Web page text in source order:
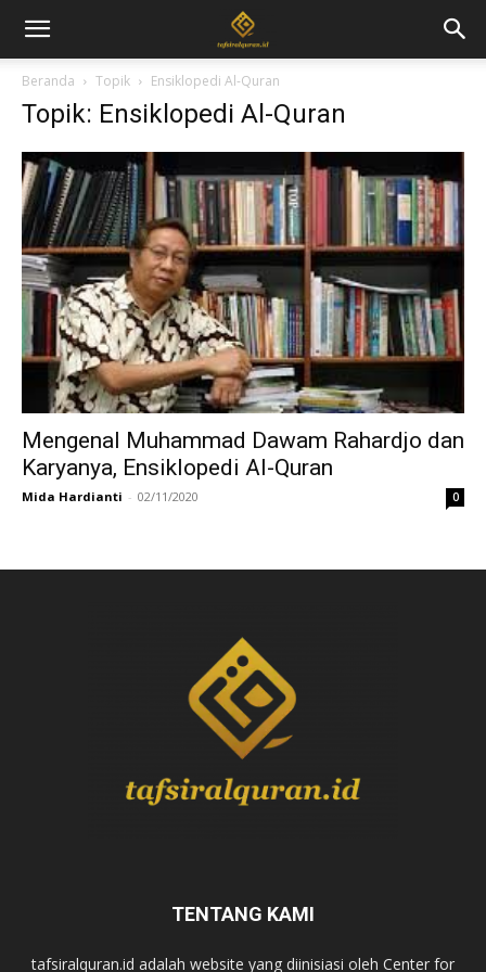
Beranda Topik Ensiklopedi Al-Quran
Topik: Ensiklopedi Al-Quran
Mengenal Muhammad Dawam Rahardjo dan
Karyanya, Ensiklopedi Al-Quran
Mida Hardianti - 02/11/2020 0
TENTANG KAMI
tafsiralquran.id adalah website yang diinisiasi oleh Center for